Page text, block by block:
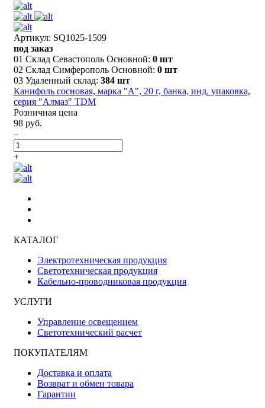
Артикул: SQ1025-1509
под заказ
01 Склад Севастополь Основной: 0 шт
02 Склад Симферополь Основной: 0 шт
03 Удаленный склад: 384 шт
Канифоль сосновая, марка "А", 20 г, банка, инд. упаковка,
серия "Алмаз" TDM
Розничная цена
98 руб.
–
+
КАТАЛОГ
Электротехническая продукция
Светотехническая продукция
Кабельно-проводниковая продукция
УСЛУГИ
Управление освещением
Светотехнический расчет
ПОКУПАТЕЛЯМ
Доставка и оплата
Возврат и обмен товара
Гарантии